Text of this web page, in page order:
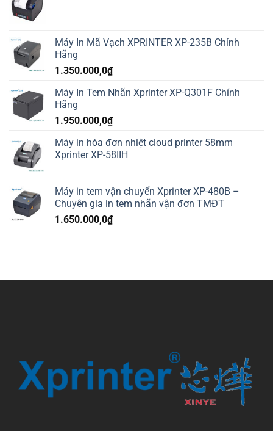
Máy In Mã Vạch XPRINTER XP-235B Chính
Hãng
1.350.000,0₫
Máy In Tem Nhãn Xprinter XP-Q301F Chính
Hãng
1.950.000,0₫
Máy in hóa đơn nhiệt cloud printer 58mm
Xprinter XP-58IIH
Máy in tem vận chuyển Xprinter XP-480B –
Chuyên gia in tem nhãn vận đơn TMĐT
1.650.000,0₫